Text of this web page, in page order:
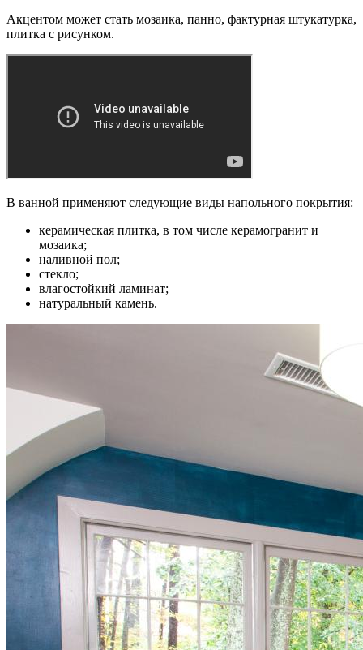
Акцентом может стать мозаика, панно, фактурная штукатурка,
плитка с рисунком.
В ванной применяют следующие виды напольного покрытия:
керамическая плитка, в том числе керамогранит и
мозаика;
наливной пол;
стекло;
влагостойкий ламинат;
натуральный камень.